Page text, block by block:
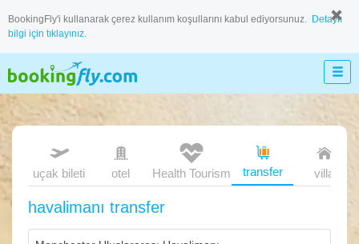
BookingFly'i kullanarak çerez kullanım koşullarını kabul ediyorsunuz. Detaylı
bilgi için tıklayınız.
uçak bileti otel transfer villa
Health Tourism
havalimanı transfer